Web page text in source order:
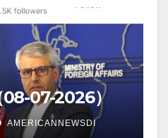
08-07-2026）
AMERICANNEWSDI